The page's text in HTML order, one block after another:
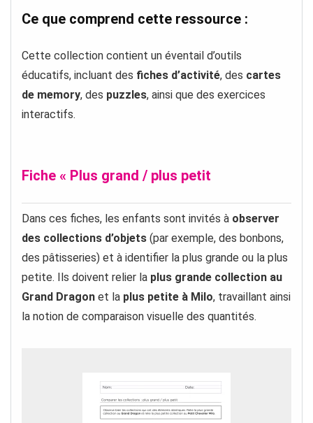
Ce que comprend cette ressource :
Cette collection contient un éventail d’outils
éducatifs, incluant des fiches d’activité, des cartes
de memory, des puzzles, ainsi que des exercices
interactifs.
Fiche « Plus grand / plus petit
Dans ces fiches, les enfants sont invités à observer
des collections d’objets (par exemple, des bonbons,
des pâtisseries) et à identifier la plus grande ou la plus
petite. Ils doivent relier la plus grande collection au
Grand Dragon et la plus petite à Milo, travaillant ainsi
la notion de comparaison visuelle des quantités.